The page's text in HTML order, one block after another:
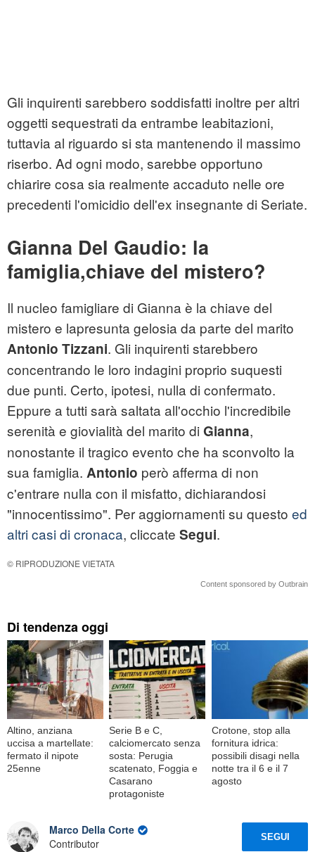
Gli inquirenti sarebbero soddisfatti inoltre per altri
oggetti sequestrati da entrambe leabitazioni,
tuttavia al riguardo si sta mantenendo il massimo
riserbo. Ad ogni modo, sarebbe opportuno
chiarire cosa sia realmente accaduto nelle ore
precedenti l'omicidio dell'ex insegnante di Seriate.
Gianna Del Gaudio: la
famiglia,chiave del mistero?
Il nucleo famigliare di Gianna è la chiave del
mistero e lapresunta gelosia da parte del marito
Antonio Tizzani. Gli inquirenti starebbero
concentrando le loro indagini proprio suquesti
due punti. Certo, ipotesi, nulla di confermato.
Eppure a tutti sarà saltata all'occhio l'incredibile
serenità e giovialità del marito di Gianna,
nonostante il tragico evento che ha sconvolto la
sua famiglia. Antonio però afferma di non
c'entrare nulla con il misfatto, dichiarandosi
"innocentissimo". Per aggiornamenti su questo ed
altri casi di cronaca, cliccate Segui.
© RIPRODUZIONE VIETATA
Content sponsored by Outbrain
Di tendenza oggi
Altino, anziana
uccisa a martellate:
fermato il nipote
25enne
Serie B e C,
calciomercato senza
sosta: Perugia
scatenato, Foggia e
Casarano
protagoniste
Crotone, stop alla
fornitura idrica:
possibili disagi nella
notte tra il 6 e il 7
agosto
Marco Della Corte
Contributor
SEGUI